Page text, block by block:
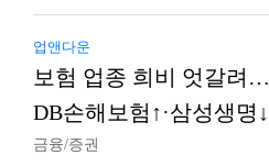
업앤다운
보험 업종 희비 엇갈려…
DB손해보험↑·삼성생명↓
금융/증권